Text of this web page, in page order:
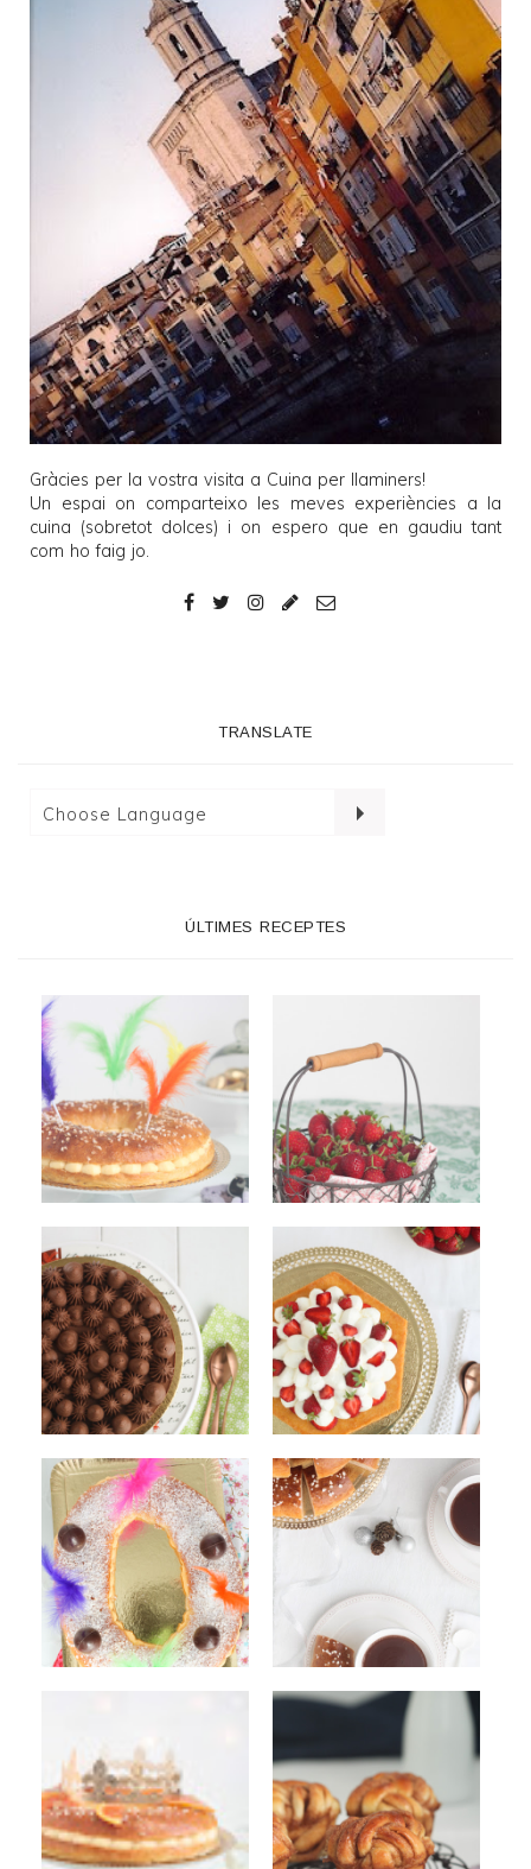
Gràcies per la vostra visita a Cuina per llaminers!
Un espai on comparteixo les meves experiències a la
cuina (sobretot dolces) i on espero que en gaudiu tant
com ho faig jo.
TRANSLATE
ÚLTIMES RECEPTES